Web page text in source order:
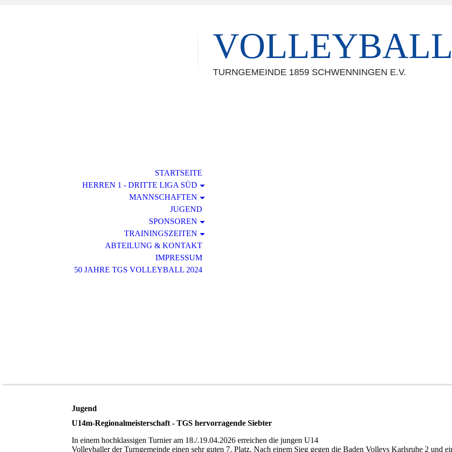
TURNGEMEINDE 1859 SCHWENNINGEN E.V.
STARTSEITE
HERREN 1 - DRITTE LIGA SÜD
MANNSCHAFTEN
JUGEND
SPONSOREN
TRAININGSZEITEN
ABTEILUNG & KONTAKT
IMPRESSUM
50 JAHRE TGS VOLLEYBALL 2024
Jugend
U14m-Regionalmeisterschaft - TGS hervorragende Siebter
In einem hochklassigen Turnier am 18./.19.04.2026 erreichen die jungen U14
Volleyballer der Turngemeinde einen sehr guten 7. Platz. Nach einem Sieg gegen die Baden Volleys Karlsruhe 2 und